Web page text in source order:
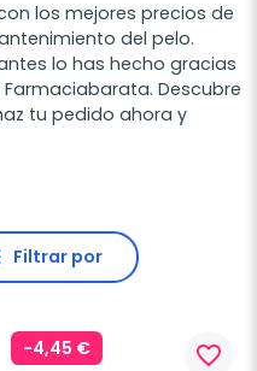
los mejores precios de
del pelo.
lo has hecho gracias
Descubre
tu pedido ahora y
Filtrar por
-4,45 € favorite_border